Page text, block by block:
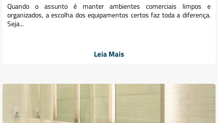
Quando o assunto é manter ambientes comerciais limpos e
organizados, a escolha dos equipamentos certos faz toda a diferença.
Seja...
Leia Mais